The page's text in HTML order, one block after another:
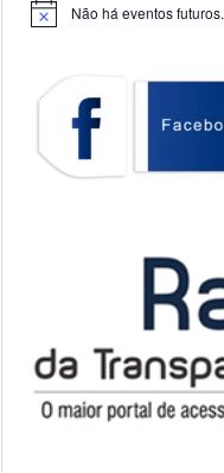
Notice Não há eventos futuros.